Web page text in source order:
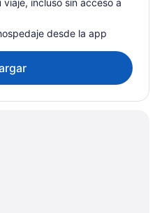
incluso sin acceso a
desde la app